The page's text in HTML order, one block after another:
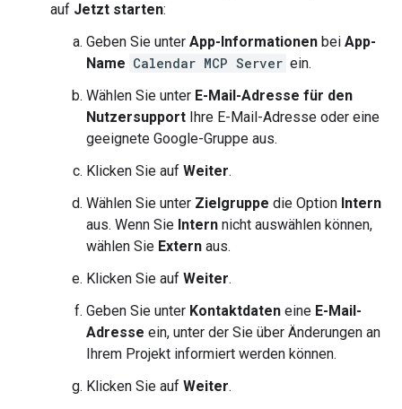
auf Jetzt starten:
Geben Sie unter App-Informationen bei App-
Name Calendar MCP Server ein.
Wählen Sie unter E-Mail-Adresse für den
Nutzersupport Ihre E-Mail-Adresse oder eine
geeignete Google-Gruppe aus.
Klicken Sie auf Weiter.
Wählen Sie unter Zielgruppe die Option Intern
aus. Wenn Sie Intern nicht auswählen können,
wählen Sie Extern aus.
Klicken Sie auf Weiter.
Geben Sie unter Kontaktdaten eine E-Mail-
Adresse ein, unter der Sie über Änderungen an
Ihrem Projekt informiert werden können.
Klicken Sie auf Weiter.